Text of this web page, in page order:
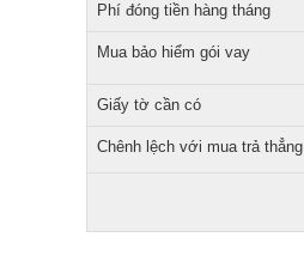
Phí đóng tiền hàng tháng
Mua bảo hiểm gói vay
Giấy tờ cần có
Chênh lệch với mua trả thẳng